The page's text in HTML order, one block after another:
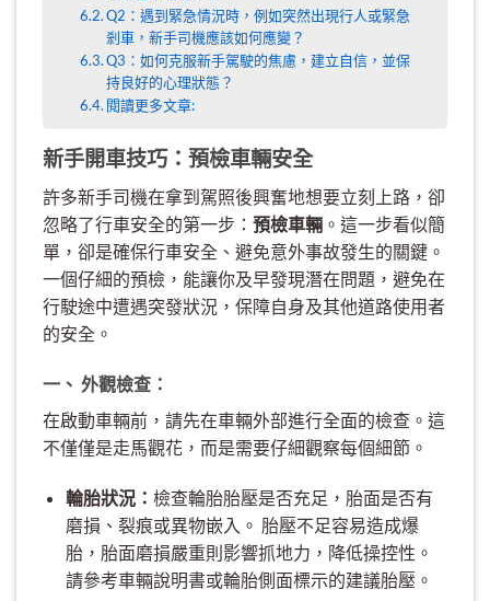
Q2：遇到緊急情況時，例如突然出現行人或緊急
剎車，新手司機應該如何應變？
Q3：如何克服新手駕駛的焦慮，建立自信，並保
持良好的心理狀態？
閱讀更多文章:
新手開車技巧：預檢車輛安全
許多新手司機在拿到駕照後興奮地想要立刻上路，卻
忽略了行車安全的第一步： 預檢車輛 。這一步看似簡
單，卻是確保行車安全、避免意外事故發生的關鍵。
一個仔細的預檢，能讓你及早發現潛在問題，避免在
行駛途中遭遇突發狀況，保障自身及其他道路使用者
的安全。
一、 外觀檢查：
在啟動車輛前，請先在車輛外部進行全面的檢查。這
不僅僅是走馬觀花，而是需要仔細觀察每個細節。
輪胎狀況： 檢查輪胎胎壓是否充足，胎面是否有
磨損、裂痕或異物嵌入。 胎壓不足容易造成爆
胎，胎面磨損嚴重則影響抓地力，降低操控性。
請參考車輛說明書或輪胎側面標示的建議胎壓。